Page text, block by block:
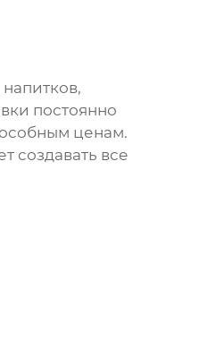
постоянно
ценам.
создавать все